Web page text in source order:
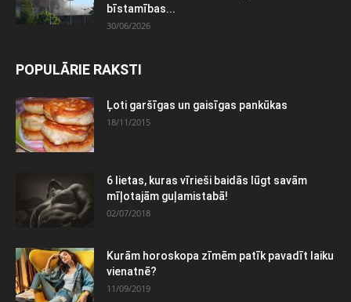
bīstamības...
30/06/2026
POPULĀRIE RAKSTI
Ļoti garšīgas un gaisīgas pankūkas
18/11/2015
6 lietas, kuras vīrieši baidās lūgt savām
mīļotajām guļamistabā!
02/07/2018
Kurām horoskopa zīmēm patīk pavadīt laiku
vienatnē?
11/09/2019